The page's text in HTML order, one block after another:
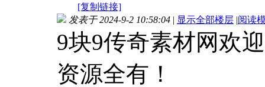
[复制链接]
发表于 2024-9-2 10:58:04 | 显示全部楼层 |阅读
9块9传奇素材网欢
资源全有！